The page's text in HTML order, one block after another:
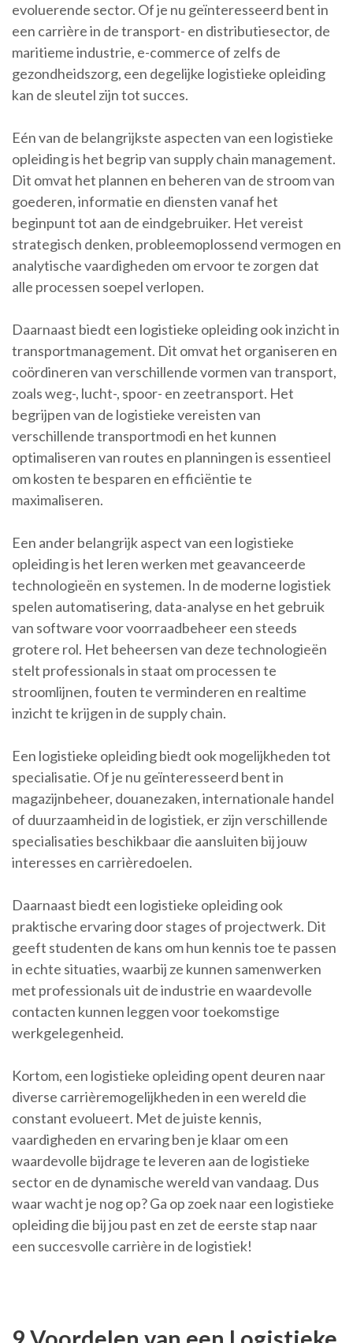
evoluerende sector. Of je nu geïnteresseerd bent in
een carrière in de transport- en distributiesector, de
maritieme industrie, e-commerce of zelfs de
gezondheidszorg, een degelijke logistieke opleiding
kan de sleutel zijn tot succes.
Eén van de belangrijkste aspecten van een logistieke
opleiding is het begrip van supply chain management.
Dit omvat het plannen en beheren van de stroom van
goederen, informatie en diensten vanaf het
beginpunt tot aan de eindgebruiker. Het vereist
strategisch denken, probleemoplossend vermogen en
analytische vaardigheden om ervoor te zorgen dat
alle processen soepel verlopen.
Daarnaast biedt een logistieke opleiding ook inzicht in
transportmanagement. Dit omvat het organiseren en
coördineren van verschillende vormen van transport,
zoals weg-, lucht-, spoor- en zeetransport. Het
begrijpen van de logistieke vereisten van
verschillende transportmodi en het kunnen
optimaliseren van routes en planningen is essentieel
om kosten te besparen en efficiëntie te
maximaliseren.
Een ander belangrijk aspect van een logistieke
opleiding is het leren werken met geavanceerde
technologieën en systemen. In de moderne logistiek
spelen automatisering, data-analyse en het gebruik
van software voor voorraadbeheer een steeds
grotere rol. Het beheersen van deze technologieën
stelt professionals in staat om processen te
stroomlijnen, fouten te verminderen en realtime
inzicht te krijgen in de supply chain.
Een logistieke opleiding biedt ook mogelijkheden tot
specialisatie. Of je nu geïnteresseerd bent in
magazijnbeheer, douanezaken, internationale handel
of duurzaamheid in de logistiek, er zijn verschillende
specialisaties beschikbaar die aansluiten bij jouw
interesses en carrièredoelen.
Daarnaast biedt een logistieke opleiding ook
praktische ervaring door stages of projectwerk. Dit
geeft studenten de kans om hun kennis toe te passen
in echte situaties, waarbij ze kunnen samenwerken
met professionals uit de industrie en waardevolle
contacten kunnen leggen voor toekomstige
werkgelegenheid.
Kortom, een logistieke opleiding opent deuren naar
diverse carrièremogelijkheden in een wereld die
constant evolueert. Met de juiste kennis,
vaardigheden en ervaring ben je klaar om een
waardevolle bijdrage te leveren aan de logistieke
sector en de dynamische wereld van vandaag. Dus
waar wacht je nog op? Ga op zoek naar een logistieke
opleiding die bij jou past en zet de eerste stap naar
een succesvolle carrière in de logistiek!